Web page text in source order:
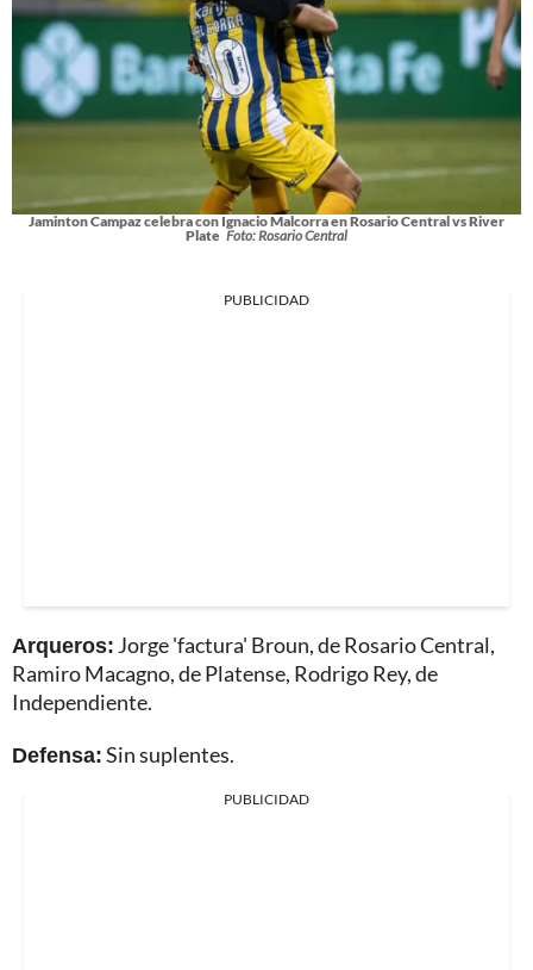
Jaminton Campaz celebra con Ignacio Malcorra en Rosario Central vs River
Plate Foto: Rosario Central
PUBLICIDAD
Arqueros: Jorge 'factura' Broun, de Rosario Central,
Ramiro Macagno, de Platense, Rodrigo Rey, de
Independiente.
Defensa:Sin suplentes.
PUBLICIDAD